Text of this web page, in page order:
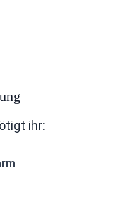
ihr: